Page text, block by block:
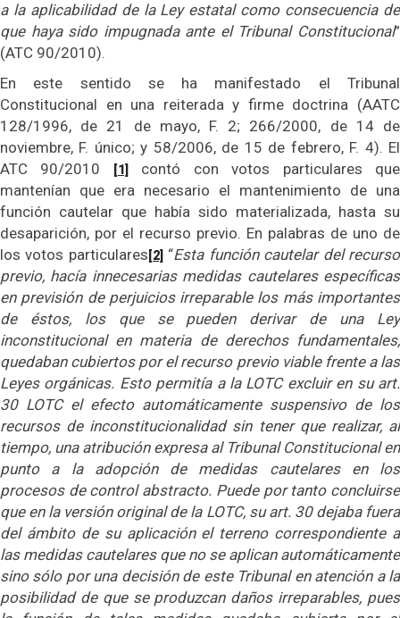
a la aplicabilidad de la Ley estatal como consecuencia de
que haya sido impugnada ante el Tribunal Constitucional”
(ATC 90/2010).
En este sentido se ha manifestado el Tribunal
Constitucional en una reiterada y firme doctrina (AATC
128/1996, de 21 de mayo, F. 2; 266/2000, de 14 de
noviembre, F. único; y 58/2006, de 15 de febrero, F. 4). El
ATC 90/2010
[1]contó con votos particulares que
mantenían que era necesario el mantenimiento de una
función cautelar que había sido materializada, hasta su
desaparición, por el recurso previo. En palabras de uno de
los votos particulares [2]“Esta función cautelar del recurso
previo, hacía innecesarias medidas cautelares específicas
en previsión de perjuicios irreparable los más importantes
de éstos, los que se pueden derivar de una Ley
inconstitucional en materia de derechos fundamentales,
quedaban cubiertos por el recurso previo viable frente a las
Leyes orgánicas. Esto permitía a la LOTC excluir en su art.
30 LOTC el efecto automáticamente suspensivo de los
recursos de inconstitucionalidad sin tener que realizar, al
tiempo, una atribución expresa al Tribunal Constitucional en
punto a la adopción de medidas cautelares en los
procesos de control abstracto. Puede por tanto concluirse
que en la versión original de la LOTC, su art. 30 dejaba fuera
del ámbito de su aplicación el terreno correspondiente a
las medidas cautelares que no se aplican automáticamente
sino sólo por una decisión de este Tribunal en atención a la
posibilidad de que se produzcan daños irreparables, pues